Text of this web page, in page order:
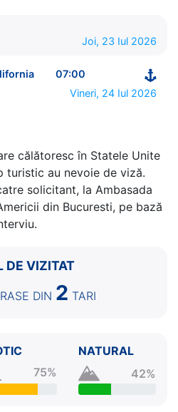
12:30 - 20:00
08:00 - 18:00
0:00 - 0:00
Joi, 23 Iul 2026
07:00
Vineri, 24 Iul 2026
călătoresc în Statele Unite
turistic au nevoie de viză.
solicitant, la Ambasada
din Bucuresti, pe bază
DE VIZITAT
DIN 2 TARI
75%
NATURAL
42%